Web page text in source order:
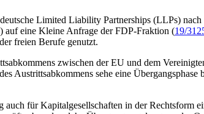
Limited Liability Partnerships (LLPs)
) auf eine Kleine Anfrage der FDP-Fraktion (19/
freien Berufe genutzt.
zwischen der EU und dem
Austrittsabkommens sehe eine
auch für Kapitalgesellschaften in der